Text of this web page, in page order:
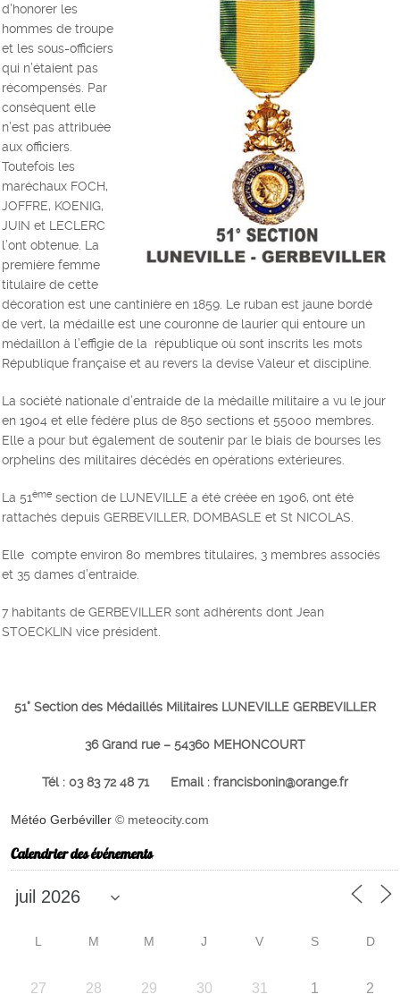
d’honorer les
hommes de troupe
et les sous-officiers
qui n’étaient pas
récompensés. Par
conséquent elle
n’est pas attribuée
aux officiers.
Toutefois les
maréchaux FOCH,
JOFFRE, KOENIG,
JUIN et LECLERC
l’ont obtenue. La
première femme
titulaire de cette
décoration est une cantinière en 1859. Le ruban est jaune bordé
de vert, la médaille est une couronne de laurier qui entoure un
médaillon à l’effigie de la république où sont inscrits les mots
République française et au revers la devise Valeur et discipline.
La société nationale d’entraide de la médaille militaire a vu le jour
en 1904 et elle fédère plus de 850 sections et 55000 membres.
Elle a pour but également de soutenir par le biais de bourses les
orphelins des militaires décédés en opérations extérieures.
La 51ème section de LUNEVILLE a été créée en 1906, ont été
rattachés depuis GERBEVILLER, DOMBASLE et St NICOLAS.
Elle compte environ 80 membres titulaires, 3 membres associés
et 35 dames d’entraide.
7 habitants de GERBEVILLER sont adhérents dont Jean
STOECKLIN vice président.
51° Section des Médaillés Militaires LUNEVILLE GERBEVILLER
36 Grand rue – 54360 MEHONCOURT
Tél : 03 83 72 48 71 Email : francisbonin@orange.fr
Météo Gerbéviller © meteocity.com
Calendrier des événements
L M M J V S D
27 28 29 30 31 1 2